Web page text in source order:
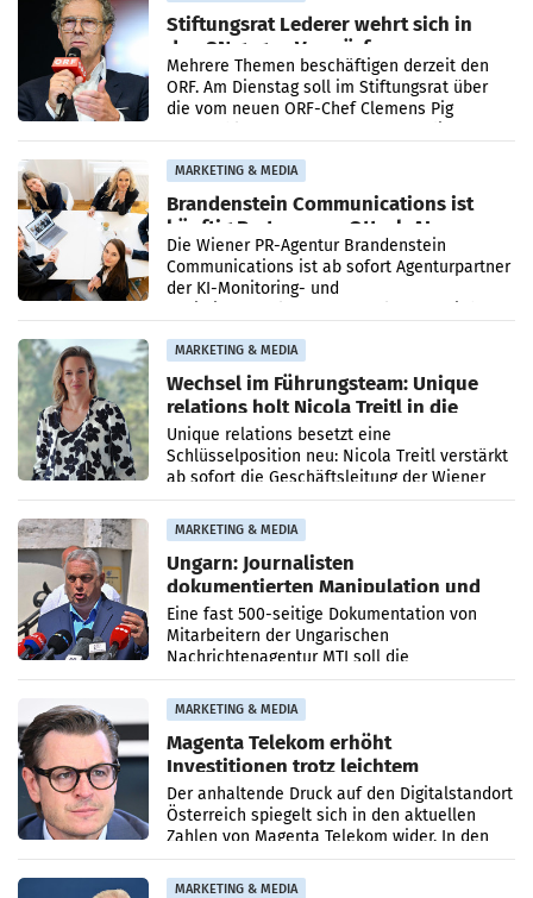
Stiftungsrat Lederer wehrt sich in
den SN gegen Vorwürfe
Mehrere Themen beschäftigen derzeit den
ORF. Am Dienstag soll im Stiftungsrat über
die vom neuen ORF-Chef Clemens Pig
MARKETING & MEDIA
Brandenstein Communications ist
künftig Partner von OtterlyAI
Die Wiener PR-Agentur Brandenstein
Communications ist ab sofort Agenturpartner
der KI-Monitoring- und
MARKETING & MEDIA
Wechsel im Führungsteam: Unique
relations holt Nicola Treitl in die
Geschäftsleitung
Unique relations besetzt eine
Schlüsselposition neu: Nicola Treitl verstärkt
ab sofort die Geschäftsleitung der Wiener
PR-Agentur an der Seite von Josef Kalina und
Anna Kalina-Mahr.
MARKETING & MEDIA
Ungarn: Journalisten
dokumentierten Manipulation und
Zensur
Eine fast 500-seitige Dokumentation von
Mitarbeitern der Ungarischen
Nachrichtenagentur MTI soll die
systematische Nachrichten-Manipulation und
Zensur bei der Agentur während der Zeit
MARKETING & MEDIA
Magenta Telekom erhöht
Investitionen trotz leichtem
Umsatzrückgang
Der anhaltende Druck auf den Digitalstandort
Österreich spiegelt sich in den aktuellen
Zahlen von Magenta Telekom wider. In den
ersten sechs Monaten des laufenden Jahres
verzeichnete
MARKETING & MEDIA